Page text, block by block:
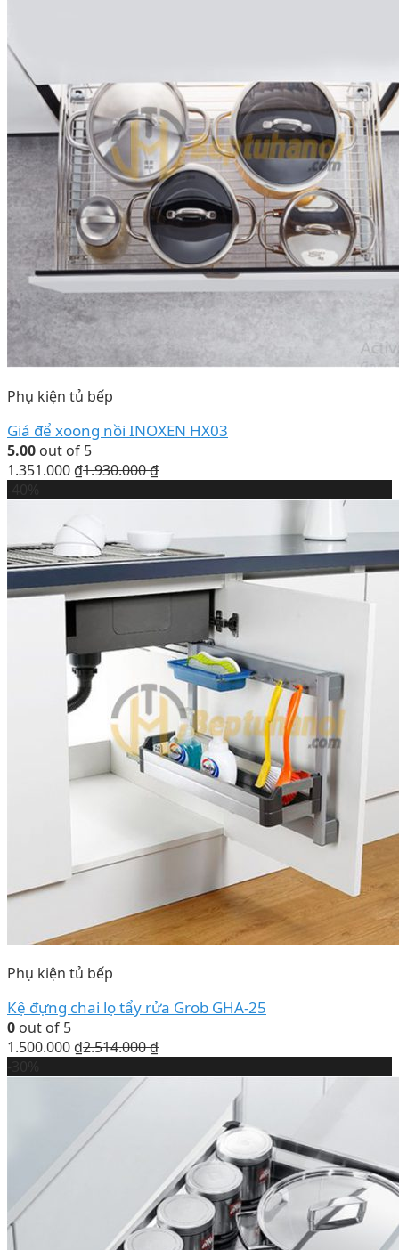
Phụ kiện tủ bếp
Giá để xoong nồi INOXEN HX03
5.00 out of 5
1.351.000 ₫1.930.000₫
Phụ kiện tủ bếp
Kệ đựng chai lọ tẩy rửa Grob GHA-25
0 out of 5
1.500.000 ₫2.514.000₫